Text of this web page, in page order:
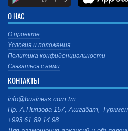
О НАС
О проекте
Условия и положения
Политика конфиденциальности
Связаться с нами
КОНТАКТЫ
info@business.com.tm
Пр. А.Ниязова 157, Ашгабат,
+993 61 89 14 98